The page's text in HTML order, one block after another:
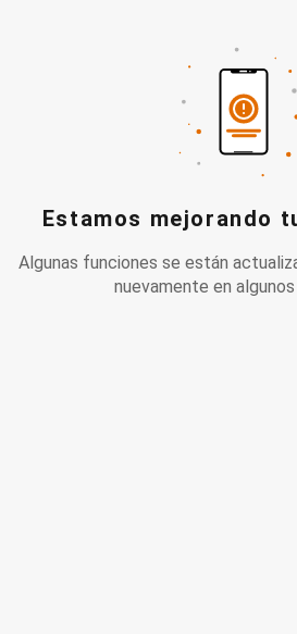
Estamos mejorando
Algunas funciones se están
nuevamente en